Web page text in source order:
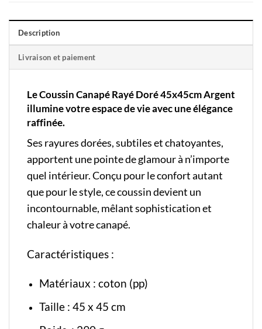
Description
Livraison et paiement
Le Coussin Canapé Rayé Doré 45x45cm Argent
illumine votre espace de vie avec une élégance
raffinée.
Ses rayures dorées, subtiles et chatoyantes,
apportent une pointe de glamour à n’importe
quel intérieur. Conçu pour le confort autant
que pour le style, ce coussin devient un
incontournable, mêlant sophistication et
chaleur à votre canapé.
Caractéristiques :
Matériaux : coton (pp)
Taille : 45 x 45 cm